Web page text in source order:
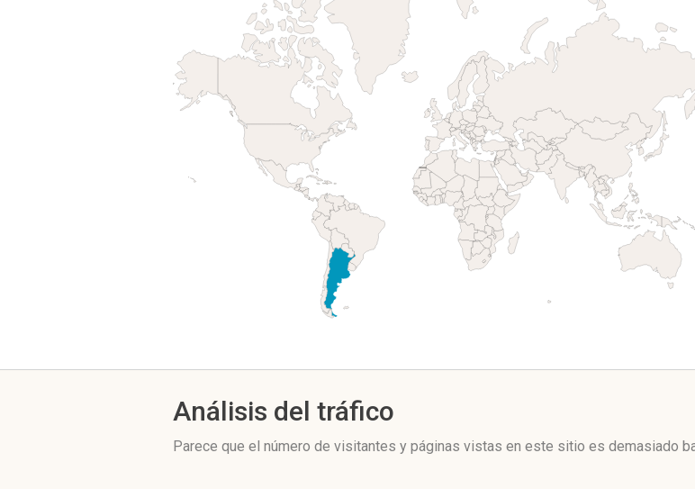
Análisis del tráfico
Parece que el número de visitantes y páginas vistas en este sitio es demasiado